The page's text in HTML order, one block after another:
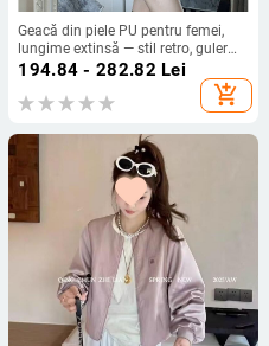
Geacă din piele PU pentru femei,
lungime extinsă — stil retro, guler
Polo, mâneci lungi, cusături pe
194.84 - 282.82 Lei
add_shopping_cart